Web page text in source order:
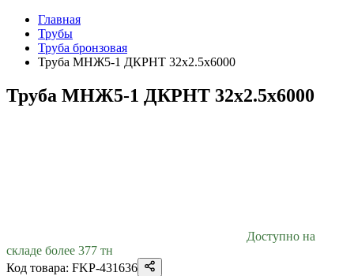
Главная
Трубы
Труба бронзовая
Труба МНЖ5-1 ДКРНТ 32х2.5х6000
Труба МНЖ5-1 ДКРНТ 32х2.5х6000
Доступно на
складе более 377 тн
Код товара: FKP-431636